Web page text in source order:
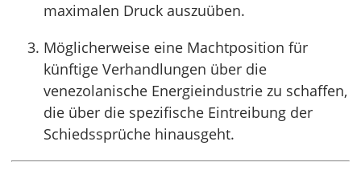
maximalen Druck auszuüben.
Möglicherweise eine Machtposition für
künftige Verhandlungen über die
venezolanische Energieindustrie zu schaffen,
die über die spezifische Eintreibung der
Schiedssprüche hinausgeht.